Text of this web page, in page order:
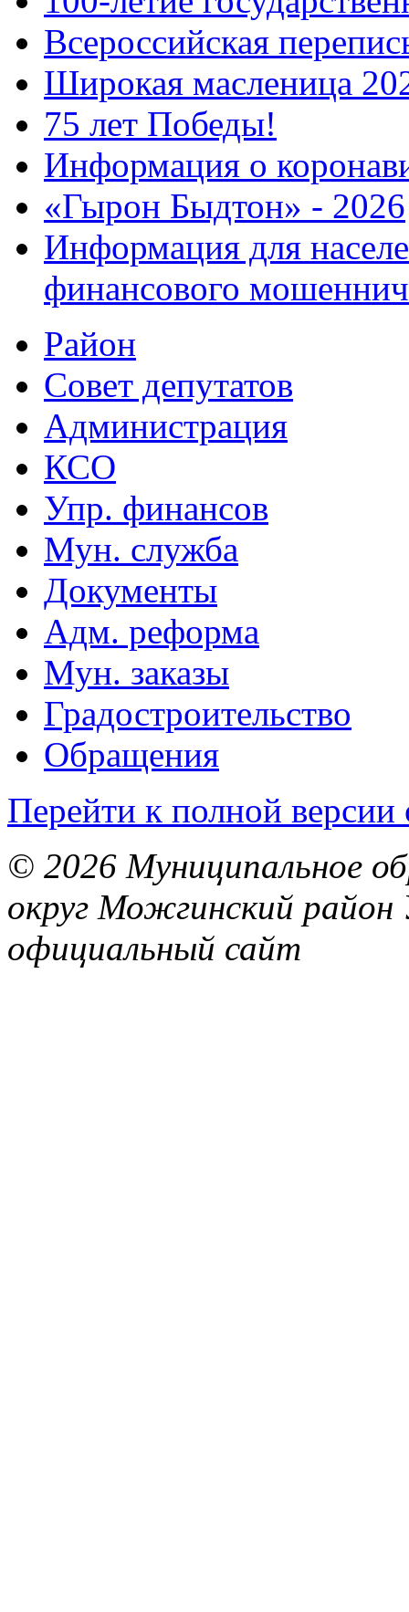
Всероссийская
Широкая масленица
75 лет Победы!
Информация о
«Гырон Быдтон» - 2026
Информация для
финансового
Район
Совет депутатов
Администрация
КСО
Упр. финансов
Мун. служба
Документы
Адм. реформа
Мун. заказы
Градостроительство
Обращения
Перейти к полной версии
© 2026 Муниципальное
округ Можгинский район
официальный сайт